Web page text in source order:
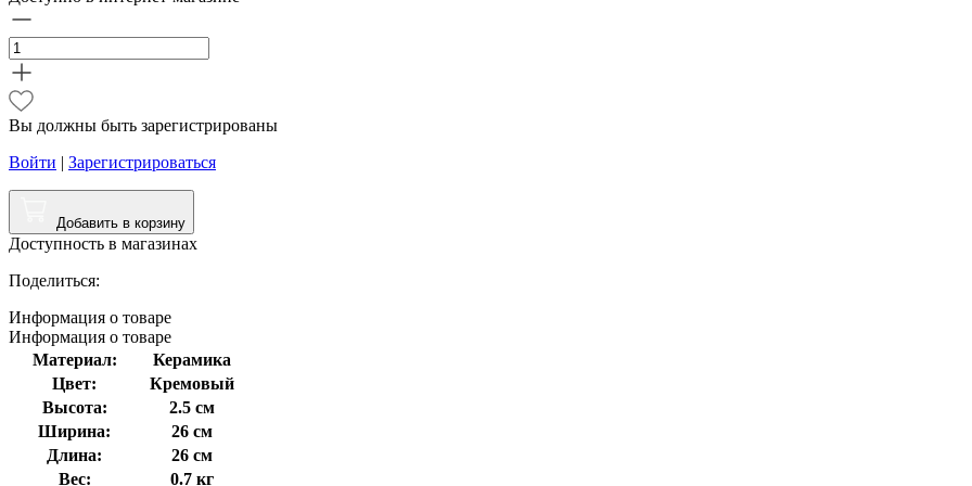
Вы должны быть зарегистрированы
Войти | Зарегистрироваться
Добавить в корзину
Доступность в магазинах
Поделиться:
Информация о товаре
Информация о товаре
Материал:
Керамика
Цвет:
Кремовый
Высота:
2.5 см
Ширина:
26 см
Длина:
26 см
Вес:
0.7 кг